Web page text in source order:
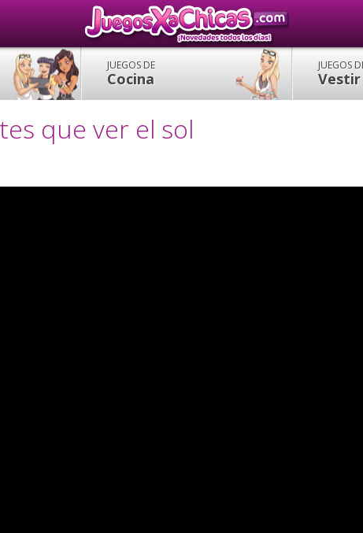
JUEGOS DE
Cocina
JUEGOS
Vestir
que ver el sol